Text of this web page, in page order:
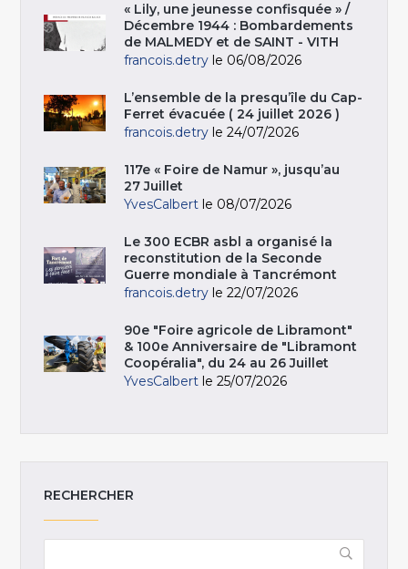
« Lily, une jeunesse confisquée » /
Décembre 1944 : Bombardements
de MALMEDY et de SAINT - VITH
francois.detry le 06/08/2026
L’ensemble de la presqu’île du Cap-
Ferret évacuée ( 24 juillet 2026 )
francois.detry le 24/07/2026
117e « Foire de Namur », jusqu’au
27 Juillet
YvesCalbert le 08/07/2026
Le 300 ECBR asbl a organisé la
reconstitution de la Seconde
Guerre mondiale à Tancrémont
francois.detry le 22/07/2026
90e "Foire agricole de Libramont"
& 100e Anniversaire de "Libramont
Coopéralia", du 24 au 26 Juillet
YvesCalbert le 25/07/2026
RECHERCHER